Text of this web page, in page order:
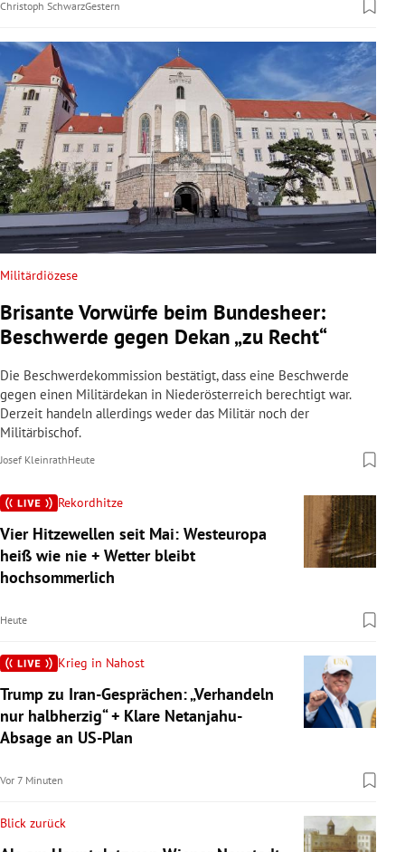
Christoph SchwarzGestern
Militärdiözese
Brisante Vorwürfe beim Bundesheer:
Beschwerde gegen Dekan „zu Recht“
Die Beschwerdekommission bestätigt, dass eine Beschwerde
gegen einen Militärdekan in Niederösterreich berechtigt war.
Derzeit handeln allerdings weder das Militär noch der
Militärbischof.
Josef KleinrathHeute
Rekordhitze
Vier Hitzewellen seit Mai: Westeuropa
heiß wie nie + Wetter bleibt
hochsommerlich
Heute
Krieg in Nahost
Trump zu Iran-Gesprächen: „Verhandeln
nur halbherzig“ + Klare Netanjahu-
Absage an US-Plan
Vor 7 Minuten
Blick zurück